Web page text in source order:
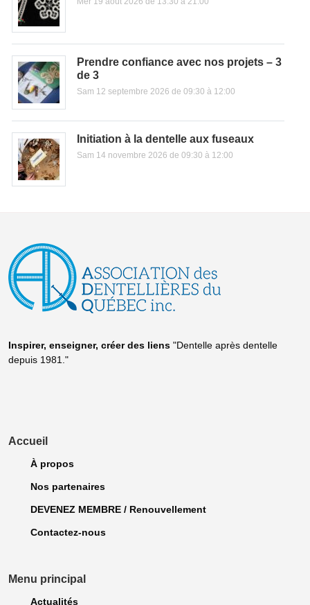
Prendre confiance avec nos projets – 3
de 3
Sam 12 septembre 2026 de 09:30 à 12:00
Initiation à la dentelle aux fuseaux
Sam 14 novembre 2026 de 09:30 à 12:00
Inspirer, enseigner, créer des liens "Dentelle après dentelle
depuis 1981."
Accueil
À propos
Nos partenaires
DEVENEZ MEMBRE / Renouvellement
Contactez-nous
Menu principal
Actualités